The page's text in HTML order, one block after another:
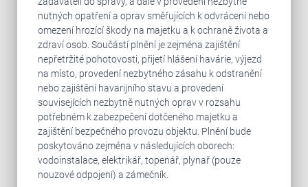
nutných opatření a oprav směřujících k odvrácení nebo
omezení hrozící škody na majetku a k ochraně života a
zdraví osob. Součástí plnění je zejména zajištění
nepřetržité pohotovosti, přijetí hlášení havárie, výjezd
na místo, provedení nezbytného zásahu k odstranění
nebo zajištění havarijního stavu a provedení
souvisejících nezbytně nutných oprav v rozsahu
potřebném k zabezpečení dotčeného majetku a
zajištění bezpečného provozu objektu. Plnění bude
poskytováno zejména v následujících oborech:
vodoinstalace, elektrikář, topenář, plynař (pouze
nouzové odpojení) a zámečník.